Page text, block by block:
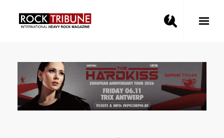
Toggle